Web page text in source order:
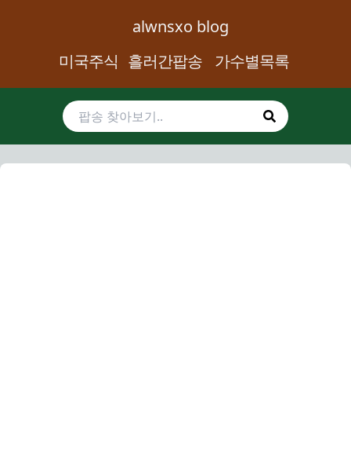
alwnsxo blog
미국주식 흘러간팝송 가수별목록